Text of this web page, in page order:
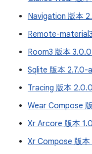
Navigation 版本
Remote-
Room3 版本
Sqlite 版本 2.7.0-
Tracing 版本
Wear Compose
Xr Arcore 版本
Xr Compose 版